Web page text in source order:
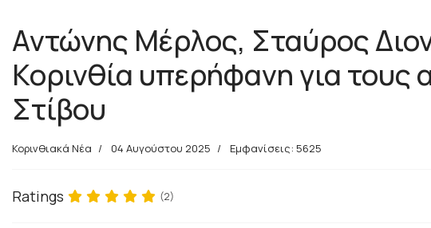
Αντώνης Μέρλος, Σταύρος
Κορινθία υπερήφανη για
Στίβου
Κορινθιακά Νέα 04 Αυγούστου 2025 Εμφανίσεις: 5625
Ratings (2)